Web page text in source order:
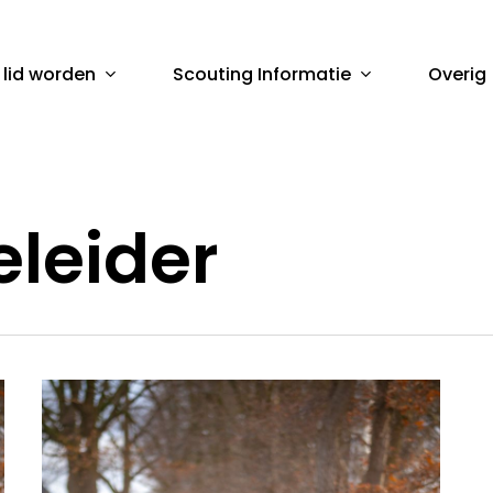
worden Scouting Informatie Overig